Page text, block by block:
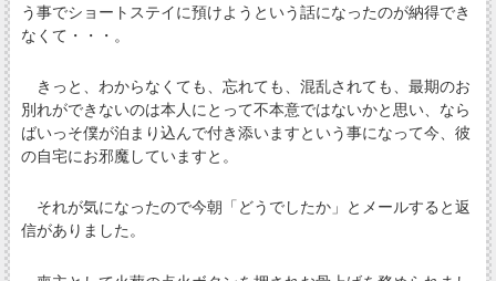
う事でショートステイに預けようという話になったのが納得でき
なくて・・・。
きっと、わからなくても、忘れても、混乱されても、最期のお
別れができないのは本人にとって不本意ではないかと思い、なら
ばいっそ僕が泊まり込んで付き添いますという事になって今、彼
の自宅にお邪魔していますと。
それが気になったので今朝「どうでしたか」とメールすると返
信がありました。